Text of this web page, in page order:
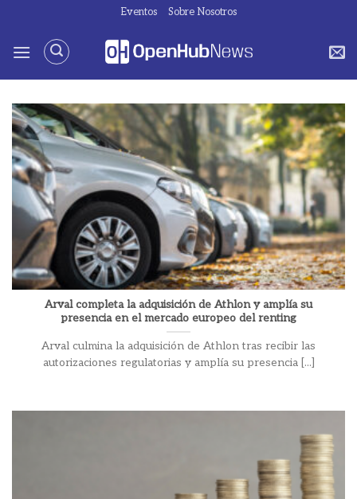
contenido
Eventos Sobre Nosotros
Arval completa la adquisición de Athlon y amplía su
presencia en el mercado europeo del renting
Arval culmina la adquisición de Athlon tras recibir las
autorizaciones regulatorias y amplía su presencia [...]